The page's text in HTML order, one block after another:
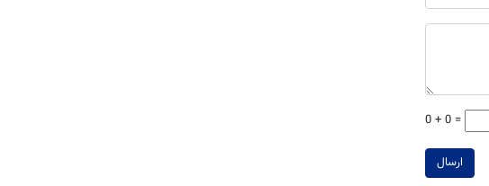
0 + 0 =
ارسال